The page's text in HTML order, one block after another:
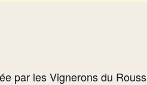
par les Vignerons du